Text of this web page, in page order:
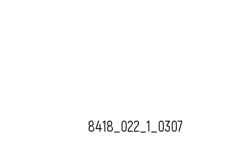
8418_022_1_0307